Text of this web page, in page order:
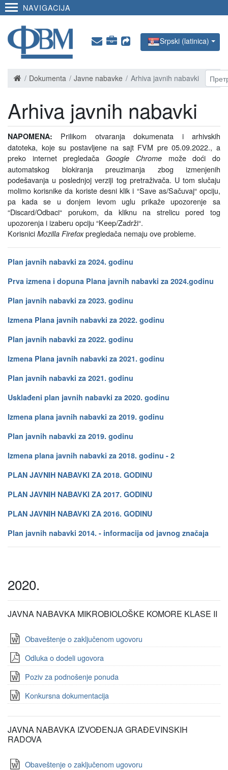
NAVIGACIJA
Srpski (latinica)
Dokumenta Javne nabavke Arhiva javnih nabavki
Arhiva javnih nabavki
NAPOMENA: Prilikom otvaranja dokumenata i arhivskih
datoteka, koje su postavljene na sajt FVM pre 05.09.2022., a
preko internet pregledača Google Chromemože doći do
automatskog blokiranja preuzimanja zbog izmenjenih
podešavanja u poslednjoj verziji tog pretraživača. U tom slučaju
molimo korisnike da koriste desni klik i “Save as/Sačuvaj“ opciju,
pa kada se u donjem levom uglu prikaže upozorenje sa
“Discard/Odbaci“ porukom, da kliknu na strelicu pored tog
upozorenja i izaberu opciju “Keep/Zadrži“.
Korisnici Mozilla Firefoxpregledača nemaju ove probleme.
Plan javnih nabavki za 2024. godinu
Prva izmena i dopuna Plana javnih nabavki za 2024.godinu
Plan javnih nabavki za 2023. godinu
Izmena Plana javnih nabavki za 2022. godinu
Plan javnih nabavki za 2022. godinu
Izmena Plana javnih nabavki za 2021. godinu
Plan javnih nabavki za 2021. godinu
Usklađeni plan javnih nabavki za 2020. godinu
Izmena plana javnih nabavki za 2019. godinu
Plan javnih nabavki za 2019. godinu
Izmena plana javnih nabavki za 2018. godinu - 2
PLAN JAVNIH NABAVKI ZA 2018. GODINU
PLAN JAVNIH NABAVKI ZA 2017. GODINU
PLAN JAVNIH NABAVKI ZA 2016. GODINU
Plan javnih nabavki 2014. - informacija od javnog značaja
2020.
JAVNA NABAVKA MIKROBIOLOŠKE KOMORE KLASE II
Obaveštenje o zaključenom ugovoru
Odluka o dodeli ugovora
Poziv za podnošenje ponuda
Konkursna dokumentacija
JAVNA NABAVKA IZVOĐENJA GRAĐEVINSKIH
RADOVA
Obaveštenje o zaključenom ugovoru